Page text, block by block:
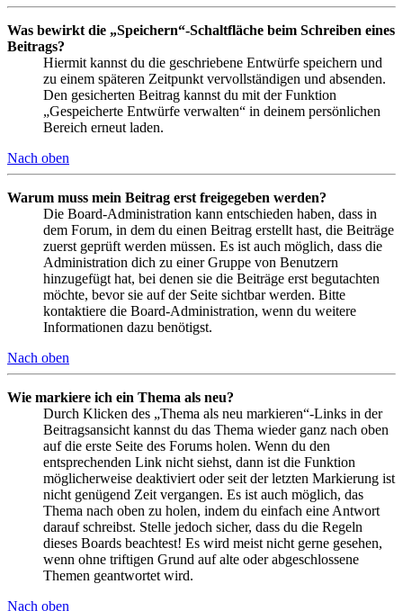
Was bewirkt die „Speichern“-Schaltfläche beim Schreiben eines
Beitrags?
Hiermit kannst du die geschriebene Entwürfe speichern und
zu einem späteren Zeitpunkt vervollständigen und absenden.
Den gesicherten Beitrag kannst du mit der Funktion
„Gespeicherte Entwürfe verwalten“ in deinem persönlichen
Bereich erneut laden.
Nach oben
Warum muss mein Beitrag erst freigegeben werden?
Die Board-Administration kann entschieden haben, dass in
dem Forum, in dem du einen Beitrag erstellt hast, die Beiträge
zuerst geprüft werden müssen. Es ist auch möglich, dass die
Administration dich zu einer Gruppe von Benutzern
hinzugefügt hat, bei denen sie die Beiträge erst begutachten
möchte, bevor sie auf der Seite sichtbar werden. Bitte
kontaktiere die Board-Administration, wenn du weitere
Informationen dazu benötigst.
Nach oben
Wie markiere ich ein Thema als neu?
Durch Klicken des „Thema als neu markieren“-Links in der
Beitragsansicht kannst du das Thema wieder ganz nach oben
auf die erste Seite des Forums holen. Wenn du den
entsprechenden Link nicht siehst, dann ist die Funktion
möglicherweise deaktiviert oder seit der letzten Markierung ist
nicht genügend Zeit vergangen. Es ist auch möglich, das
Thema nach oben zu holen, indem du einfach eine Antwort
darauf schreibst. Stelle jedoch sicher, dass du die Regeln
dieses Boards beachtest! Es wird meist nicht gerne gesehen,
wenn ohne triftigen Grund auf alte oder abgeschlossene
Themen geantwortet wird.
Nach oben